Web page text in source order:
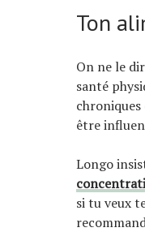
Ton
On ne le
santé
chroniques
être
Longo
si tu veux